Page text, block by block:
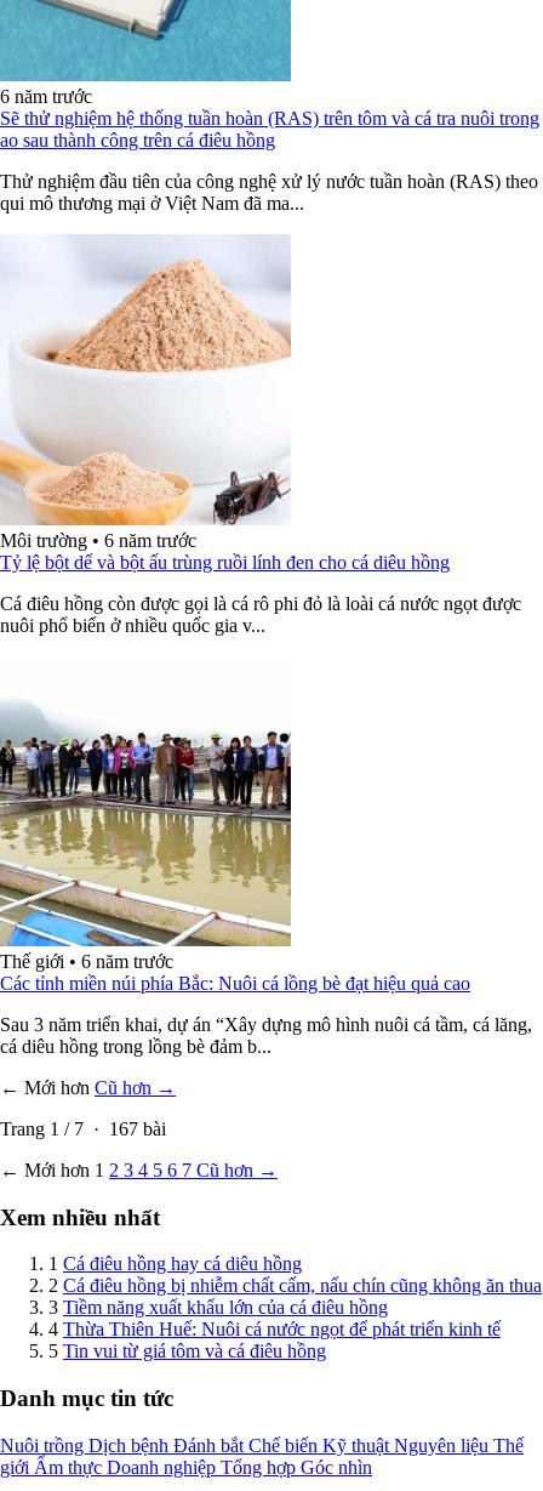
6 năm trước
Sẽ thử nghiệm hệ thống tuần hoàn (RAS) trên tôm và cá tra nuôi trong
ao sau thành công trên cá điêu hồng
Thử nghiệm đầu tiên của công nghệ xử lý nước tuần hoàn (RAS) theo
qui mô thương mại ở Việt Nam đã ma...
Môi trường • 6 năm trước
Tỷ lệ bột dế và bột ấu trùng ruồi lính đen cho cá diêu hồng
Cá điêu hồng còn được gọi là cá rô phi đỏ là loài cá nước ngọt được
nuôi phổ biến ở nhiều quốc gia v...
Thế giới • 6 năm trước
Các tỉnh miền núi phía Bắc: Nuôi cá lồng bè đạt hiệu quả cao
Sau 3 năm triển khai, dự án “Xây dựng mô hình nuôi cá tầm, cá lăng,
cá diêu hồng trong lồng bè đảm b...
← Mới hơn Cũ hơn →
Trang 1 / 7 · 167 bài
← Mới hơn 1 2 3 4 5 6 7 Cũ hơn →
Xem nhiều nhất
1 Cá điêu hồng hay cá diêu hồng
2 Cá điêu hồng bị nhiễm chất cấm, nấu chín cũng không ăn thua
3 Tiềm năng xuất khẩu lớn của cá điêu hồng
4 Thừa Thiên Huế: Nuôi cá nước ngọt để phát triển kinh tế
5 Tin vui từ giá tôm và cá điêu hồng
Danh mục tin tức
Nuôi trồng Dịch bệnh Đánh bắt Chế biến Kỹ thuật Nguyên liệu Thế
giới Ẩm thực Doanh nghiệp Tổng hợp Góc nhìn